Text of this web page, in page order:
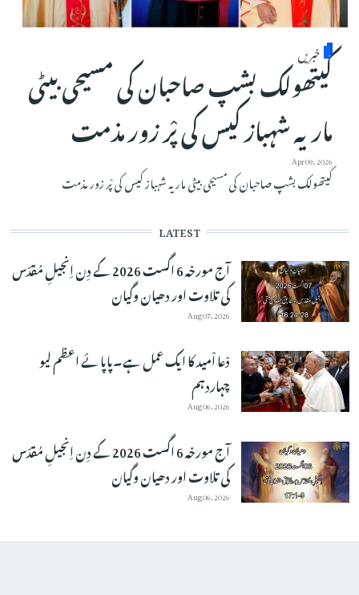
خبریں
کیتھولک بشپ صاحبان کی مسیحی بیٹی
ماریہ شہباز کیس کی پْر زور مذمت
Apr 09, 2026
کیتھولک بشپ صاحبان کی مسیحی بیٹی ماریہ شہباز کیس کی پْر زور مذمت
LATEST
آج مورخہ 6 اگست 2026 کے دِن اِنجیلِ مُقدّس
کی تلاوت اور دھیان وگیان
Aug 07, 2026
دْعا اْمید کا ایک عمل ہے۔پاپائے اعظم لیو
چہاردہم
Aug 06, 2026
آج مورخہ 6 اگست 2026 کے دِن اِنجیلِ مُقدّس
کی تلاوت اور دھیان وگیان
Aug 06, 2026